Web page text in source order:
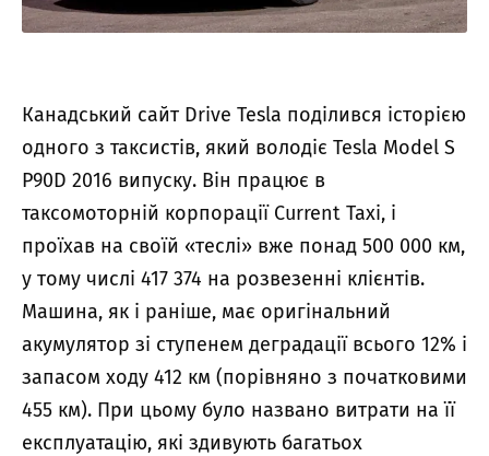
Канадський сайт Drive Tesla поділився історією
одного з таксистів, який володіє Tesla Model S
P90D 2016 випуску. Він працює в
таксомоторній корпорації Current Taxi, і
проїхав на своїй «теслі» вже понад 500 000 км,
у тому числі 417 374 на розвезенні клієнтів.
Машина, як і раніше, має оригінальний
акумулятор зі ступенем деградації всього 12% і
запасом ходу 412 км (порівняно з початковими
455 км). При цьому було названо витрати на її
експлуатацію, які здивують багатьох